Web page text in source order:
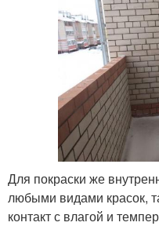
Для покраски же
любыми видами красок,
контакт с влагой и